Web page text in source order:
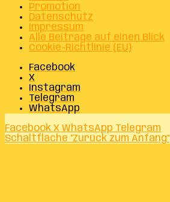
Promotion
Datenschutz
Impressum
Alle Beiträge auf einen Blick
Cookie-Richtlinie (EU)
Facebook
X
Instagram
Telegram
WhatsApp
Facebook X WhatsApp Telegram
Schaltfläche "Zurück zum Anfang"